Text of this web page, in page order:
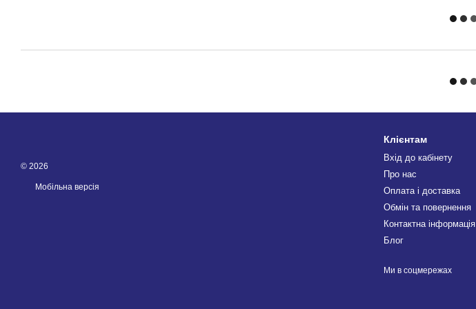
© 2026
Мобільна версія
Клієнтам
Вхід до кабінету
Про нас
Оплата і доставка
Обмін та повернення
Контактна інформація
Блог
Ми в соцмережах